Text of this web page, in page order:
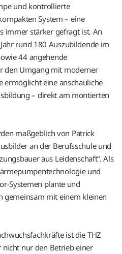
und kontrollierte
System – eine
immer stärker gefragt ist. An
rund 180 Auszubildende im
44 angehende
den Umgang mit moderner
ermöglicht eine anschauliche
– direkt am montierten
maßgeblich von Patrick
an der Berufsschule und
aus Leidenschaft“. Als
und
Systemen plante und
gemeinsam mit einem kleinen
ist die THZ
nicht nur den Betrieb einer